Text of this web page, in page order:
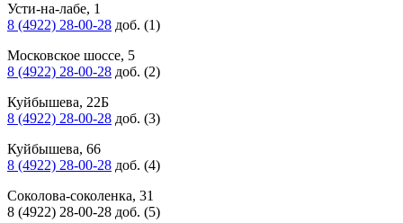
Усти-на-лабе, 1
8 (4922) 28-00-28 доб. (1)
Московское шоссе, 5
8 (4922) 28-00-28 доб. (2)
Куйбышева, 22Б
8 (4922) 28-00-28 доб. (3)
Куйбышева, 66
8 (4922) 28-00-28 доб. (4)
Соколова-соколенка, 31
8 (4922) 28-00-28 доб. (5)